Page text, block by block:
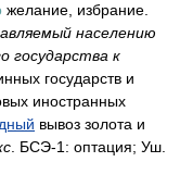
желание, избрание.
населению
государства к
государств и
иностранных
вывоз золота и
. БСЭ-1: оптация; Уш.